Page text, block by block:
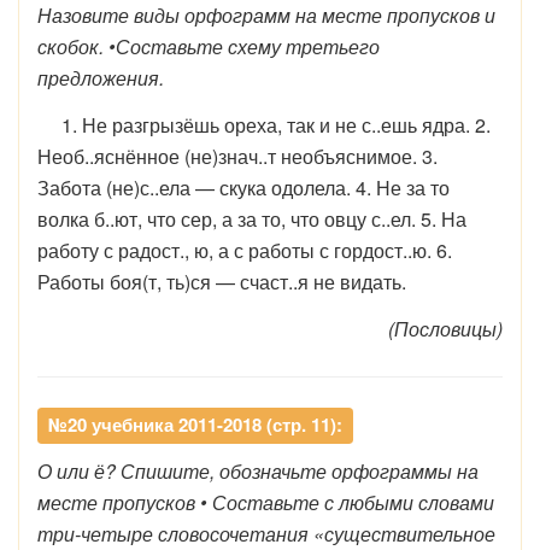
Назовите виды орфограмм на месте пропусков и
скобок. •Составьте схему третьего
предложения.
1. Не разгрызёшь ореха, так и не с..ешь ядра. 2.
Необ..яснённое (не)знач..т необъяснимое. 3.
Забота (не)с..ела — скука одолела. 4. Не за то
волка б..ют, что сер, а за то, что овцу с..ел. 5. На
работу с радост., ю, а с работы с гордост..ю. 6.
Работы боя(т, ть)ся — счаст..я не видать.
(Пословицы)
№20 учебника 2011-2018 (стр. 11):
О или ё? Спишите, обозначьте орфограммы на
месте пропусков • Составьте с любыми словами
три-четыре словосочетания «существительное